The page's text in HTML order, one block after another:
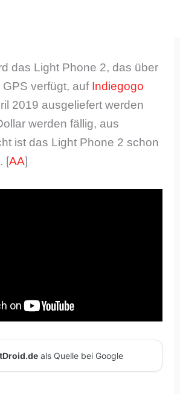
das Light Phone 2, das über
GPS verfügt, auf Indiegogo
2019 ausgeliefert werden
werden fällig, aus
ist das Light Phone 2 schon
[AA]
als Quelle bei Google